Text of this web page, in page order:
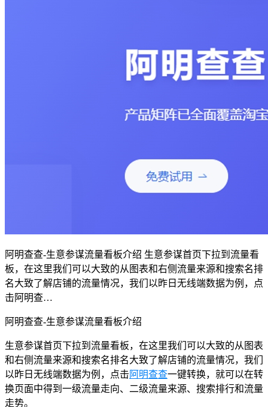
阿明查查-生意参谋流量看板介绍 生意参谋首页下拉到流量看
板，在这里我们可以大致的从图表和右侧流量来源和搜索名排
名大致了解店铺的流量情况，我们以昨日无线端数据为例，点
击阿明查…
阿明查查-生意参谋流量看板介绍
生意参谋首页下拉到流量看板，在这里我们可以大致的从图表
和右侧流量来源和搜索名排名大致了解店铺的流量情况，我们
以昨日无线端数据为例，点击 阿明查查一键转换，就可以在转
换页面中得到一级流量走向、二级流量来源、搜索排行和流量
走势。